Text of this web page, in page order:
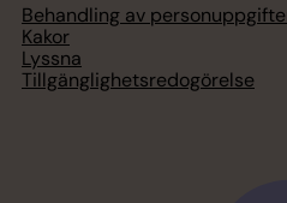
Behandling av
Kakor
Lyssna
Tillgänglighetsredogörelse